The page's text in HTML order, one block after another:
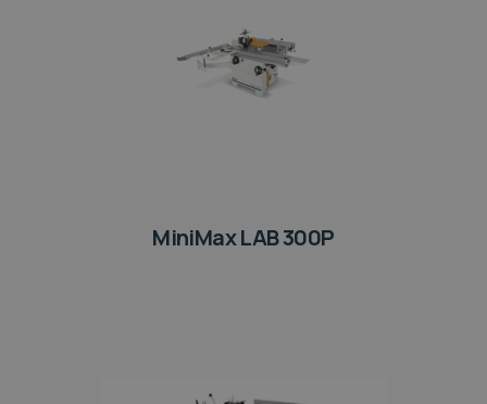
MiniMax LAB 300P